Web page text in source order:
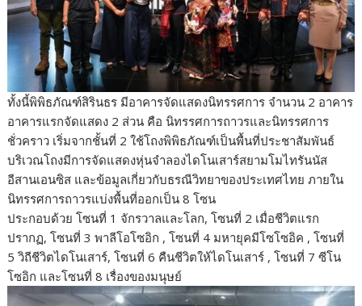
ทั้งนี้พิพิธภัณฑ์สิรินธร มีอาคารจัดแสดงนิทรรศการ จำนวน 2 อาคาร
อาคารแรกจัดแสดง 2 ส่วน คือ นิทรรศการถาวรและนิทรรศการ
ชั่วคราว เริ่มจากชั้นที่ 2 ใช้โถงพิพิธภัณฑ์เป็นพื้นที่ประชาสัมพันธ์
บริเวณโถงมีการจัดแสดงหุ่นจำลองไดโนเสาร์สยามโมไทรันนัส
อีสานเอนซิส และข้อมูลเกี่ยวกับธรณีวิทยาของประเทศไทย ภายใน
นิทรรศการถาวรแบ่งพื้นที่ออกเป็น 8 โซน
ประกอบด้วย โซนที่ 1 จักรวาลและโลก, โซนที่ 2 เมื่อชีวิตแรก
ปรากฏ, โซนที่ 3 พาลีโอโซอิก , โซนที่ 4 มหายุคมีโซโซอิค , โซนที่
5 วิถีชีวิตไดโนเสาร์, โซนที่ 6 คืนชีวิตให้ไดโนเสาร์ , โซนที่ 7 ซีโน
โซอิก และโซนที่ 8 เรื่องของมนุษย์